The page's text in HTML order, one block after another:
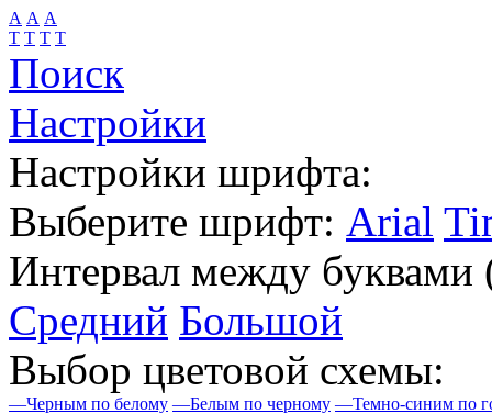
А А А
Т Т Т Т
Поиск
Настройки
Настройки шрифта:
Выберите шрифт: Arial
Интервал между буквами
Средний Большой
Выбор цветовой схемы:
—Черным по белому —Белым по черному —Темно-синим по